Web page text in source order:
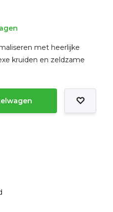
met heerlijke
kruiden en zeldzame